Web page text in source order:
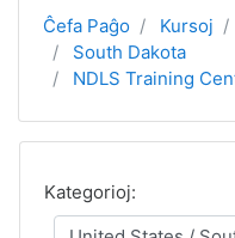
Ĉefa Paĝo Kursoj
South Dakota
NDLS Training
Kategorioj: